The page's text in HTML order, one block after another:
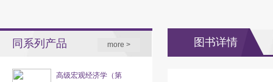
同系列产品 more >
高级宏观经济学（第
图书详情